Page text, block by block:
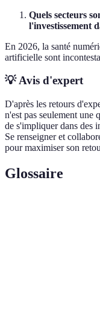
Quels secteurs
l'investissement
En 2026, la santé
artificielle sont
💡 Avis d'expert
D'après les retours
n'est pas seulement une
de s'impliquer dans des
Se renseigner et
pour maximiser son
Glossaire